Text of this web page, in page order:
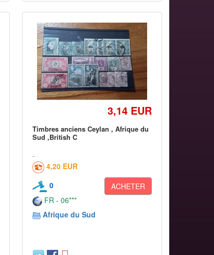
3,14 EUR
Timbres anciens Ceylan , Afrique du
Sud ,British C
4,20 EUR
0
ACHETER
FR - 06***
Afrique du Sud